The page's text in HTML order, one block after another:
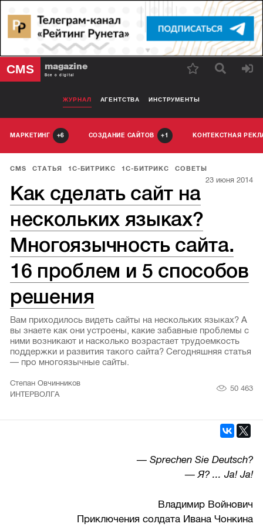
CMS magazine
Все о digital
ЖУРНАЛ АГЕНТСТВА ИНСТРУМЕНТЫ
МАРКЕТИНГ 6 СОЗДАНИЕ САЙТОВ 1 КОНТЕКСТНАЯ
CMS СТАТЬЯ 1С-БИТРИКС 1С-БИТРИКС СОВЕТЫ
23 июня 2014
Как сделать сайт на
нескольких языках?
Многоязычность сайта.
16 проблем и 5 способов
решения
Вам приходилось видеть сайты на нескольких языках? А
вы знаете как они устроены, какие забавные проблемы с
ними возникают и насколько возрастает трудоемкость
поддержки и развития такого сайта? Сегодняшняя статья
— про многоязычные сайты.
Степан Овчинников
ИНТЕРВОЛГА
50 463
— Sprechen Sie Deutsch?
— Я? ... Ja! Ja!
Владимир Войнович
Приключения солдата Ивана Чонкина